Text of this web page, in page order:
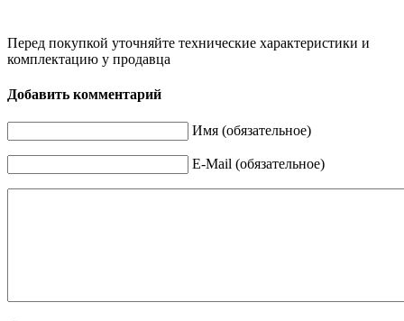
Перед покупкой уточняйте технические характеристики и
комплектацию у продавца
Добавить комментарий
Имя (обязательное)
E-Mail (обязательное)